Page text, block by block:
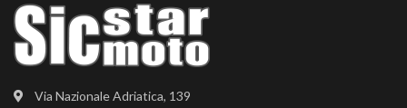
Via Nazionale Adriatica, 139